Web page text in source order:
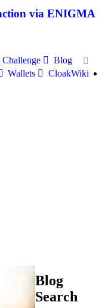
via ENIGMA
Blog
Wallets CloakWiki
Blog
Search